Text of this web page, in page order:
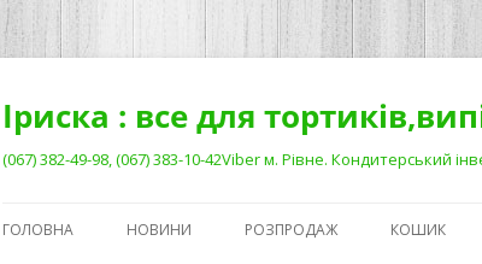
Перейти
Іриска : все для
(067) 382-49-98, (067) 383-10-42Viber м. Рівне. Кондитерський
ГОЛОВНА НОВИНИ РОЗПРОДАЖ КОШИК